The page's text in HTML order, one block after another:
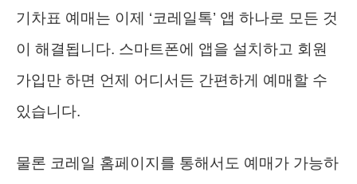
기차표 예매는 이제 ‘코레일톡’ 앱 하나로 모든 것
이 해결됩니다. 스마트폰에 앱을 설치하고 회원
가입만 하면 언제 어디서든 간편하게 예매할 수
있습니다.
물론 코레일 홈페이지를 통해서도 예매가 가능하